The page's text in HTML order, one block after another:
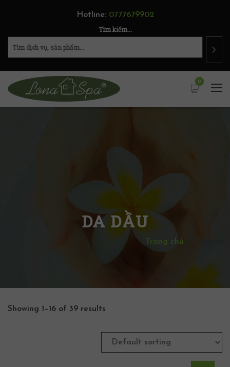
Hotline: 0777679902
Tìm kiếm...
0
DA DẦU
Trang chủ
Showing 1–16 of 39 results